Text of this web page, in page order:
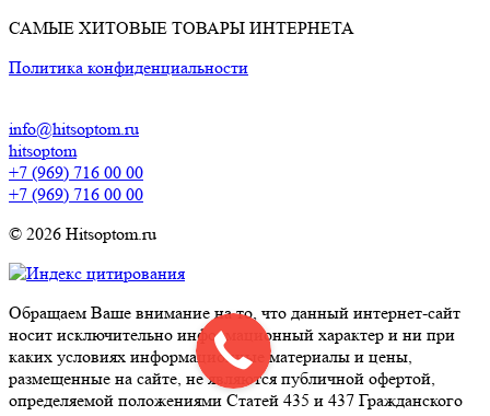
САМЫЕ ХИТОВЫЕ ТОВАРЫ ИНТЕРНЕТА
Политика конфиденциальности
info@hitsoptom.ru
hitsoptom
+7 (969) 716 00 00
+7 (969) 716 00 00
© 2026 Hitsoptom.ru
Обращаем Ваше внимание на то, что данный интернет-сайт
носит исключительно информационный характер и ни при
каких условиях информационные материалы и цены,
размещенные на сайте, не являются публичной офертой,
определяемой положениями Статей 435 и 437 Гражданского